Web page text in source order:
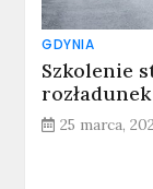
GDYNIA
Szkolenie
25 marca,